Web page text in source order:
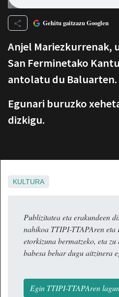
Gehitu gaitzazu Googlen
Anjel Mariezkurrenak,
San Ferminetako
antolatu du Baluarten.
Egunari buruzko
dizkigu.
KULTURA
Publizitatea eta erakundeen
nahikoa TTIPI-TTAPAren eta
etorkizuna bermatzeko, eta
babesa behar dugu aitzinera
Egin TTIPI-TTAPAren